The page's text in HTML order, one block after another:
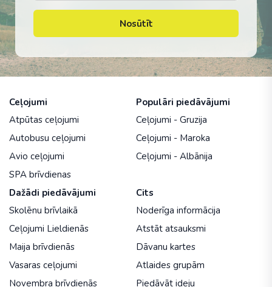
Nosūtīt
Ceļojumi
Atpūtas ceļojumi
Autobusu ceļojumi
Avio ceļojumi
SPA brīvdienas
Populāri piedāvājumi
Ceļojumi - Gruzija
Ceļojumi - Maroka
Ceļojumi - Albānija
Dažādi piedāvājumi
Skolēnu brīvlaikā
Ceļojumi Lieldienās
Maija brīvdienās
Vasaras ceļojumi
Novembra brīvdienās
Cits
Noderīga informācija
Atstāt atsauksmi
Dāvanu kartes
Atlaides grupām
Piedāvāt ideju